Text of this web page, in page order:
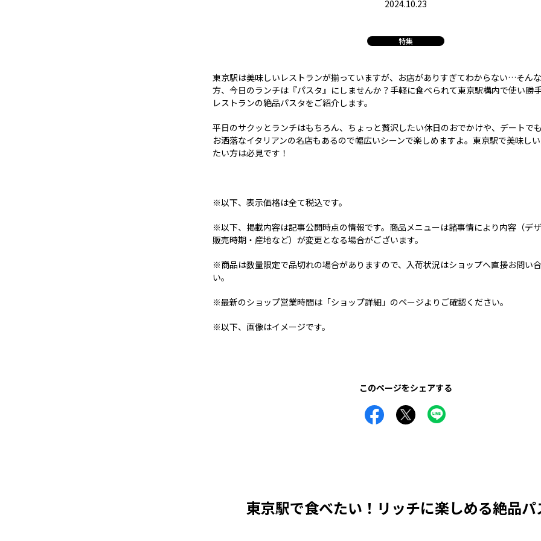
2024.10.23
特集
東京駅は美味しいレストランが揃っていますが、お店がありすぎてわからない…そん
方、今日のランチは『パスタ』にしませんか？手軽に食べられて東京駅構内で使い勝
レストランの絶品パスタをご紹介します。
平日のサクッとランチはもちろん、ちょっと贅沢したい休日のおでかけや、デートで
お洒落なイタリアンの名店もあるので幅広いシーンで楽しめますよ。東京駅で美味し
たい方は必見です！
※以下、表示価格は全て税込です。
※以下、掲載内容は記事公開時点の情報です。商品メニューは諸事情により内容（デ
販売時期・産地など）が変更となる場合がございます。
※商品は数量限定で品切れの場合がありますので、入荷状況はショップへ直接お問い
い。
※最新のショップ営業時間は「ショップ詳細」のページよりご確認ください。
※以下、画像はイメージです。
このページをシェアする
東京駅で食べたい！リッチに楽しめる絶品パ